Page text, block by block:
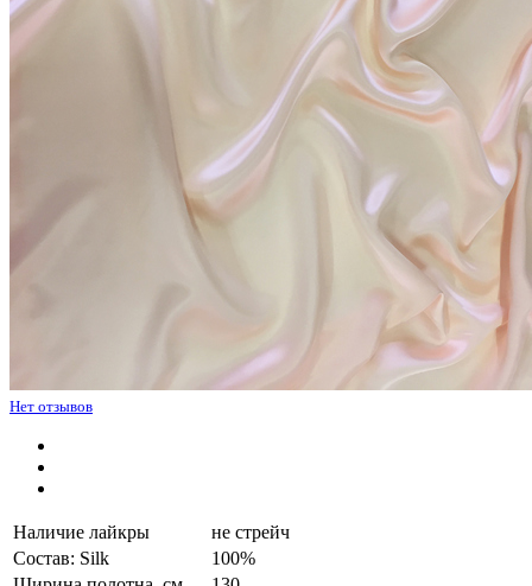
Нет отзывов
Наличие лайкры
не стрейч
Состав: Silk
100%